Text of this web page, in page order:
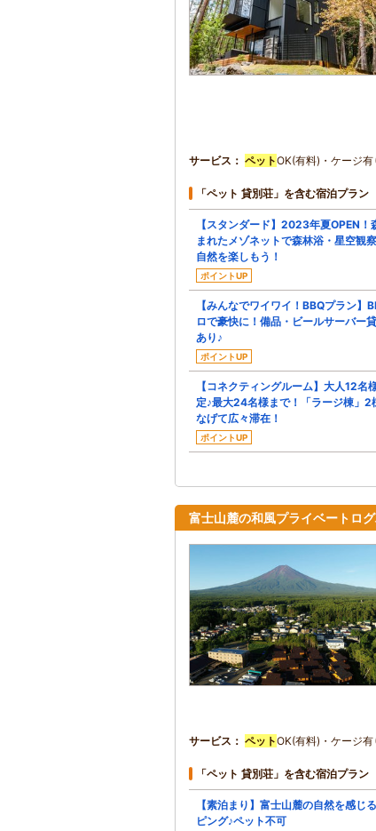
サービス ペットOK(有料)・ケージ
「ペット 貸別荘」を含む宿泊プラン
【スタンダード】2023年夏OPEN！
まれたメゾネットで森林浴・星空観
自然を楽しもう！
ポイントUP
【みんなでワイワイ！BBQプラン】
ロで豪快に！備品・ビールサーバー
あり♪
ポイントUP
【コネクティングルーム】大人12名
定♪最大24名様まで！「ラージ棟」2
なげて広々滞在！
ポイントUP
富士山麓の和風プライベートログ
サービス ペットOK(有料)・ケージ
「ペット 貸別荘」を含む宿泊プラン
【素泊まり】富士山麓の自然を感じ
ピング♪ペット不可